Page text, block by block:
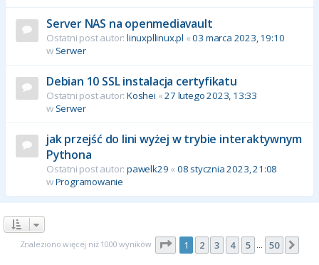
Server NAS na openmediavault
Ostatni post autor: linuxpllinux.pl «03 marca 2023, 19:10
w Serwer
Debian 10 SSL instalacja certyfikatu
Ostatni post autor: Koshei «27 lutego 2023, 13:33
w Serwer
jak przejść do lini wyżej w trybie interaktywnym
Pythona
Ostatni post autor: pawelk29 « 08 stycznia 2023, 21:08
wProgramowanie
Znaleziono więcej niż 1000 wyników Strona z50
1 2 3 4 5 … 50